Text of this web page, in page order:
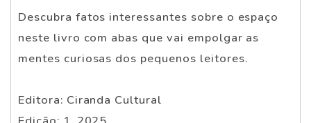
Descubra fatos interessantes sobre o espaço
neste livro com abas que vai empolgar as
mentes curiosas dos pequenos leitores.
Editora: Ciranda Cultural